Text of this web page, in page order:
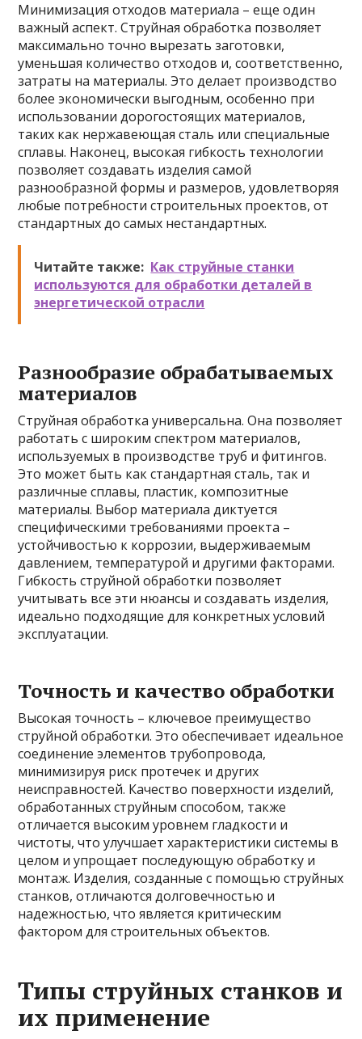
Минимизация отходов материала – еще один
важный аспект. Струйная обработка позволяет
максимально точно вырезать заготовки,
уменьшая количество отходов и, соответственно,
затраты на материалы. Это делает производство
более экономически выгодным, особенно при
использовании дорогостоящих материалов,
таких как нержавеющая сталь или специальные
сплавы. Наконец, высокая гибкость технологии
позволяет создавать изделия самой
разнообразной формы и размеров, удовлетворяя
любые потребности строительных проектов, от
стандартных до самых нестандартных.
Читайте также: Как струйные станки
используются для обработки деталей в
энергетической отрасли
Разнообразие обрабатываемых
материалов
Струйная обработка универсальна. Она позволяет
работать с широким спектром материалов,
используемых в производстве труб и фитингов.
Это может быть как стандартная сталь, так и
различные сплавы, пластик, композитные
материалы. Выбор материала диктуется
специфическими требованиями проекта –
устойчивостью к коррозии, выдерживаемым
давлением, температурой и другими факторами.
Гибкость струйной обработки позволяет
учитывать все эти нюансы и создавать изделия,
идеально подходящие для конкретных условий
эксплуатации.
Точность и качество обработки
Высокая точность – ключевое преимущество
струйной обработки. Это обеспечивает идеальное
соединение элементов трубопровода,
минимизируя риск протечек и других
неисправностей. Качество поверхности изделий,
обработанных струйным способом, также
отличается высоким уровнем гладкости и
чистоты, что улучшает характеристики системы в
целом и упрощает последующую обработку и
монтаж. Изделия, созданные с помощью струйных
станков, отличаются долговечностью и
надежностью, что является критическим
фактором для строительных объектов.
Типы струйных станков и
их применение